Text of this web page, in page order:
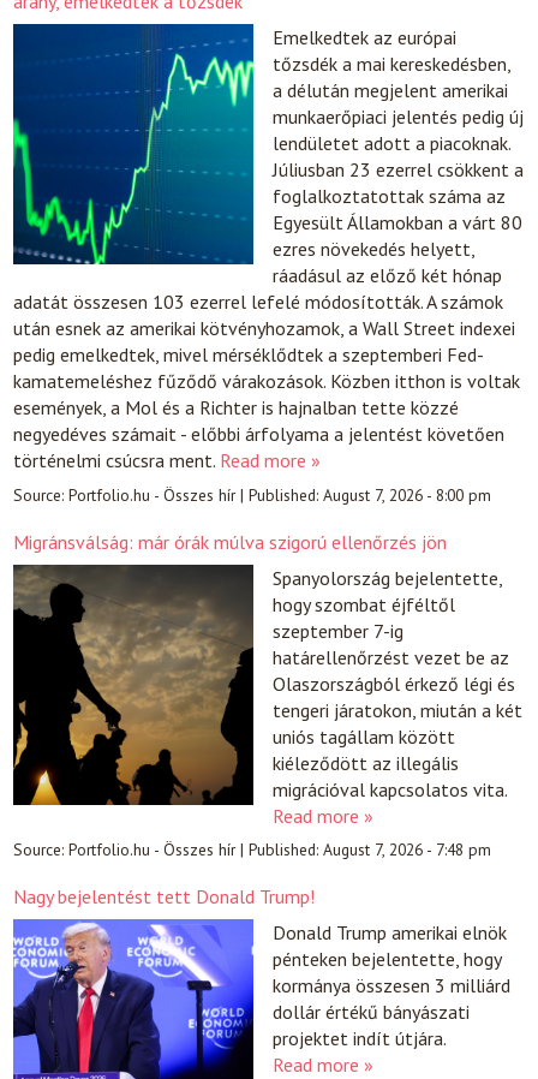
Emelkedtek az európai
tőzsdék a mai kereskedésben,
a délután megjelent amerikai
munkaerőpiaci jelentés pedig új
lendületet adott a piacoknak.
Júliusban 23 ezerrel csökkent a
foglalkoztatottak száma az
Egyesült Államokban a várt 80
ezres növekedés helyett,
ráadásul az előző két hónap
adatát összesen 103 ezerrel lefelé módosították. A számok
után esnek az amerikai kötvényhozamok, a Wall Street indexei
pedig emelkedtek, mivel mérséklődtek a szeptemberi Fed-
kamatemeléshez fűződő várakozások. Közben itthon is voltak
események, a Mol és a Richter is hajnalban tette közzé
negyedéves számait - előbbi árfolyama a jelentést követően
történelmi csúcsra ment. Read more »
Source:Portfolio.hu - Összes hír|Published:August 7, 2026 - 8:00 pm
Migránsválság: már órák múlva szigorú ellenőrzés jön
Spanyolország bejelentette,
hogy szombat éjféltől
szeptember 7-ig
határellenőrzést vezet be az
Olaszországból érkező légi és
tengeri járatokon, miután a két
uniós tagállam között
kiéleződött az illegális
migrációval kapcsolatos vita.
Read more »
Source:Portfolio.hu - Összes hír|Published:August 7, 2026 - 7:48 pm
Nagy bejelentést tett Donald Trump!
Donald Trump amerikai elnök
pénteken bejelentette, hogy
kormánya összesen 3 milliárd
dollár értékű bányászati
projektet indít útjára.
Read more »